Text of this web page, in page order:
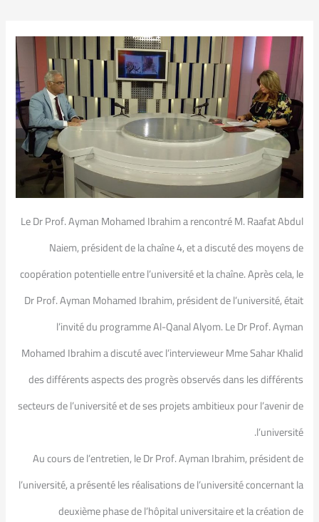
Le Dr Prof. Ayman Mohamed Ibrahim a rencontré M. Raafat Abdul
Naiem, président de la chaîne 4, et a discuté des moyens de
coopération potentielle entre l’université et la chaîne. Après cela, le
Dr Prof. Ayman Mohamed Ibrahim, président de l’université, était
l’invité du programme Al-Qanal Alyom. Le Dr Prof. Ayman
Mohamed Ibrahim a discuté avec l’intervieweur Mme Sahar Khalid
des différents aspects des progrès observés dans les différents
secteurs de l’université et de ses projets ambitieux pour l’avenir de
l’université.
Au cours de l’entretien, le Dr Prof. Ayman Ibrahim, président de
l’université, a présenté les réalisations de l’université concernant la
deuxième phase de l’hôpital universitaire et la création de